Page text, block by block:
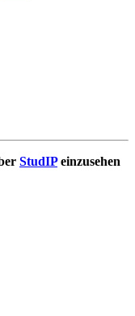
StudIPeinzusehen